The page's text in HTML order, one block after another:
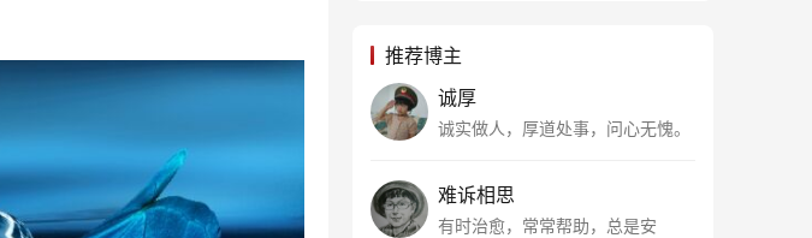
推荐博主
诚厚
诚实做人，厚道处事，问心无愧。
难诉相思
有时治愈，常常帮助，总是安